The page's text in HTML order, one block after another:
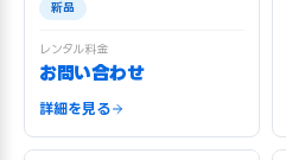
新品
レンタル料金
お問い合わせ
詳細を見る